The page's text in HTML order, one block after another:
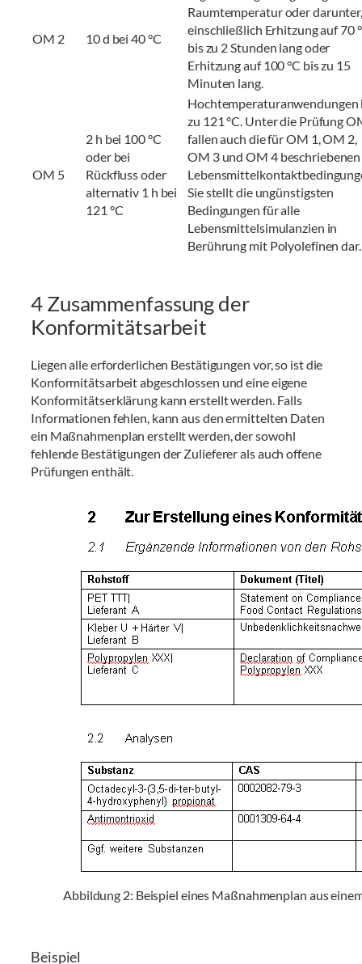
OM 2 10 d bei 40 °C
Raumtemperatur oder
einschließlich Erhitzung auf 70
bis zu 2 Stunden lang oder
Erhitzung auf 100 °C bis zu 15
Minuten lang.
OM 5
2 h bei 100 °C
oder bei
Rückfluss oder
alternativ 1 h bei
121 °C
Hochtemperaturanwendungen
zu 121 °C. Unter die Prüfung
fallen auch die für OM 1, OM 2,
OM 3 und OM 4 beschriebenen
Sie stellt die ungünstigsten
Bedingungen für alle
Lebensmittelsimulanzien in
Berührung mit Polyolefinen dar.
4 Zusammenfassung der
Konformitätsarbeit
Liegen alle erforderlichen Bestätigungen vor, so ist die
Konformitätsarbeit abgeschlossen und eine eigene
Konformitätserklärung kann erstellt werden. Falls
Informationen fehlen, kann aus den ermittelten Daten
ein Maßnahmenplan erstellt werden, der sowohl
fehlende Bestätigungen der Zulieferer als auch offene
Prüfungen enthält.
Abbildung 2: Beispiel eines Maßnahmenplan aus
Beispiel